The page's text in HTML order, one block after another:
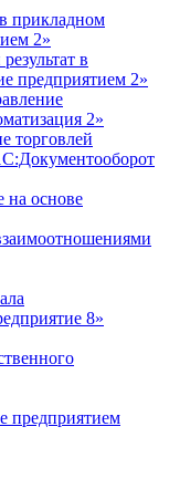
прикладном
2»
в
предприятием 2»
2»
торговлей
на основе
8»
предприятием